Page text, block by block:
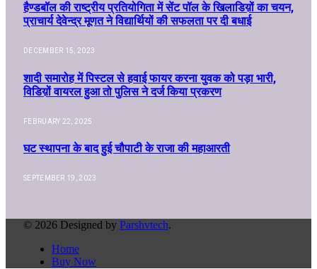
हैण्डबॉल की राष्ट्रीय प्रतियोगिता में सेंट पॉल के खिलाडिय़ों का चयन,
प्राचार्य देवेन्द्र मूणत ने विद्यार्थियों की सफलता पर दी बधाई
DECEMBER 15, 2023
शादी समारोह में पिस्टल से हवाई फायर करना युवक को पड़ा भारी,
विडिय़ों वायरल हुआ तो पुलिस ने दर्ज किया प्रकरण
FEBRUARY 22, 2025
घट स्थापना के बाद हुई चौपाटी के राजा की महाआरती
SEPTEMBER 19, 2023
© 2026 Designed by Parshvtech.
Home
Buy Now